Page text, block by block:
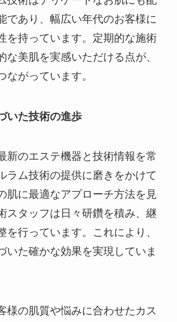
であり、幅広い年代のお客様に
を持っています。定期的な施術
な美肌を実感いただける点が、
ながっています。
いた技術の進歩
新のエステ機器と技術情報を常
ラム技術の提供に磨きをかけて
肌に最適なアプローチ方法を見
スタッフは日々研鑽を積み、継
を行っています。これにより、
いた確かな効果を実現していま
様の肌質や悩みに合わせたカス